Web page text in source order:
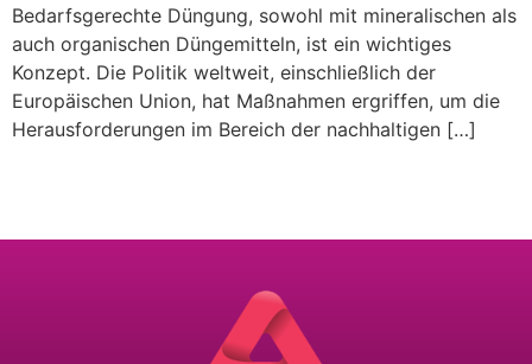
Bedarfsgerechte Düngung, sowohl mit mineralischen als
auch organischen Düngemitteln, ist ein wichtiges
Konzept. Die Politik weltweit, einschließlich der
Europäischen Union, hat Maßnahmen ergriffen, um die
Herausforderungen im Bereich der nachhaltigen […]